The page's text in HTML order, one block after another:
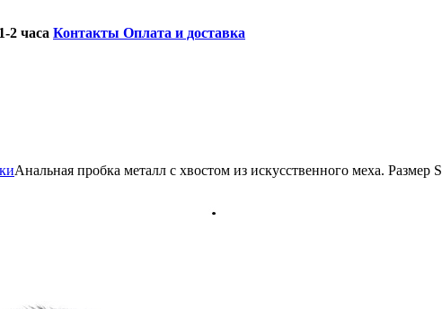
2 часа Контакты Оплата и доставка
Анальная пробка металл с хвостом из искусственного меха. Размер S